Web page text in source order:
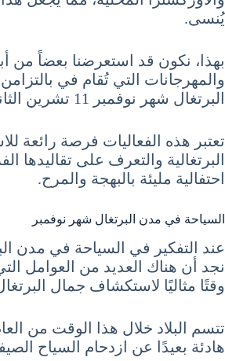
يُنسى.
بهذا، نكون قد استعرضنا بعضاً من
والمهرجانات التي تُقام في
البرتغال شهر نوفمبر 11 تشرين الثاني November.
تعتبر هذه الفعاليات فرصة رائعة
البرتغالية والتعرف على تقاليدها
احتفالية مليئة بالبهجة والمرح.
السياحة في مدن البرتغال شهر نوفمبر
عند التفكير في السياحة في مدن
نجد أن هناك العديد من العوامل
وقتًا مثاليًا لاستكشاف جمال
تتسم البلاد خلال هذا الوقت من
هادئة بعيدًا عن ازدحام السياح